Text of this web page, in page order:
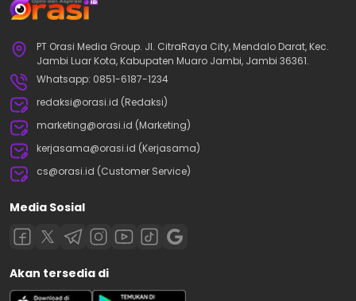
PT Orasi Media Group. Jl. CitraRaya City, Mendalo Darat, Kec.
Jambi Luar Kota, Kabupaten Muaro Jambi, Jambi 36361.
Whatsapp: 0851-6187-1234
redaksi@orasi.id (Redaksi)
marketing@orasi.id (Marketing)
kerjasama@orasi.id (Kerjasama)
cs@orasi.id (Customer Service)
Media Sosial
Akan tersedia di